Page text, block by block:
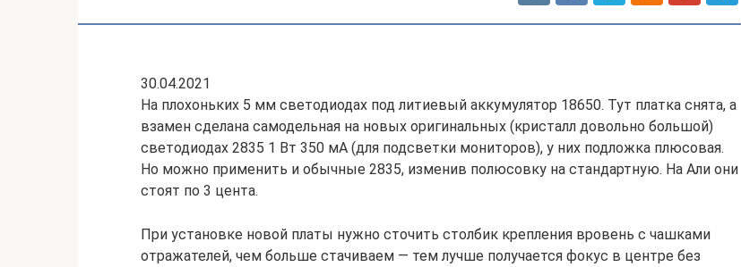
30.04.2021
На плохоньких 5 мм светодиодах под литиевый аккумулятор 18650. Тут платка снята, а
взамен сделана самодельная на новых оригинальных (кристалл довольно большой)
светодиодах 2835 1 Вт 350 мА (для подсветки мониторов), у них подложка плюсовая.
Но можно применить и обычные 2835, изменив полюсовку на стандартную. На Али они
стоят по 3 цента.
При установке новой платы нужно сточить столбик крепления вровень с чашками
отражателей, чем больше стачиваем — тем лучше получается фокус в центре без